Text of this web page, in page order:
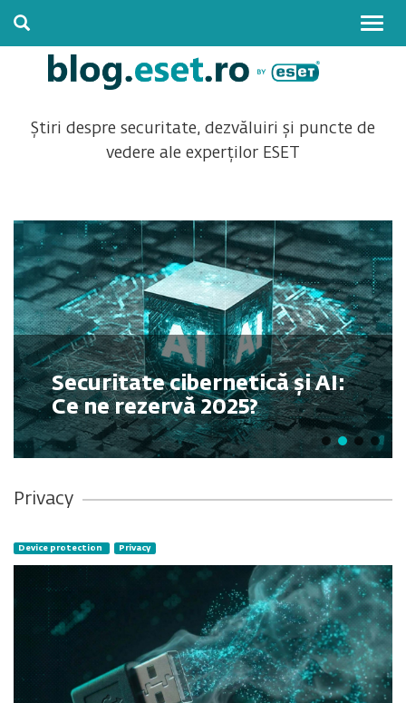
Știri despre securitate, dezvăluiri și puncte de
vedere ale experților ESET
Securitate cibernetică și AI:
Ce ne rezervă 2025?
Privacy
Device protection Privacy